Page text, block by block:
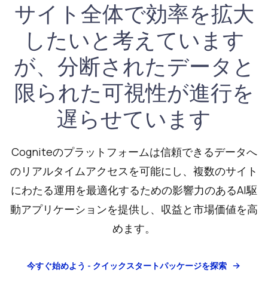
サイト全体で効率を拡大
したいと考えています
が、分断されたデータと
限られた可視性が進行を
遅らせています
Cogniteのプラットフォームは信頼できるデータへ
のリアルタイムアクセスを可能にし、複数のサイト
にわたる運用を最適化するための影響力のあるAI駆
動アプリケーションを提供し、収益と市場価値を高
めます。
今すぐ始めよう - クイックスタートパッケージを探索